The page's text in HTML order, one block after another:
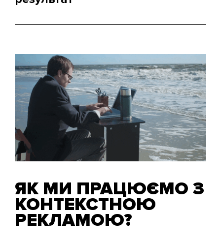
Ми не просто приводимо вам трафік, а
вашої маржинальності.
ЯК МИ ПРАЦЮЄМО З
КОНТЕКСТНОЮ
РЕКЛАМОЮ?